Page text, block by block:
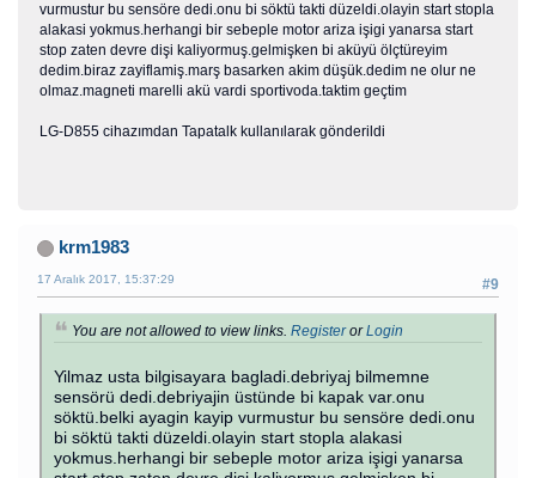
vurmustur bu sensöre dedi.onu bi söktü takti düzeldi.olayin start stopla
alakasi yokmus.herhangi bir sebeple motor ariza işigi yanarsa start
stop zaten devre dişi kaliyormuş.gelmişken bi aküyü ölçtüreyim
dedim.biraz zayiflamiş.marş basarken akim düşük.dedim ne olur ne
olmaz.magneti marelli akü vardi sportivoda.taktim geçtim
LG-D855 cihazımdan Tapatalk kullanılarak gönderildi
krm1983
#9
17 Aralık 2017, 15:37:29
You are not allowed to view links. RegisterorLogin
Yilmaz usta bilgisayara bagladi.debriyaj bilmemne
sensörü dedi.debriyajin üstünde bi kapak var.onu
söktü.belki ayagin kayip vurmustur bu sensöre dedi.onu
bi söktü takti düzeldi.olayin start stopla alakasi
yokmus.herhangi bir sebeple motor ariza işigi yanarsa